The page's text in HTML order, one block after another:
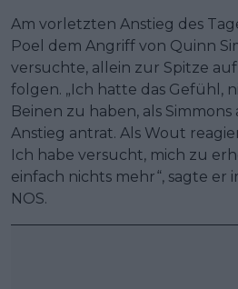
Am vorletzten Anstieg des
Poel dem Angriff von Quinn
versuchte, allein zur Spitze
folgen. „Ich hatte das Gefühl,
Beinen zu haben, als
Anstieg antrat. Als Wout
Ich habe versucht, mich zu
einfach nichts mehr“, sagte er
NOS.